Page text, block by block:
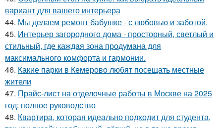
вариант для вашего интерьера
44. Мы делаем ремонт бабушке - с любовью и заботой.
45. Интерьер загородного дома - просторный, светлый и
стильный, где каждая зона продумана для
максимального комфорта и гармонии.
46. Какие парки в Кемерово любят посещать местные
жители
47. Прайс-лист на отделочные работы в Москве на 2025
год: полное руководство
48. Квартира, которая идеально подходит для студента,